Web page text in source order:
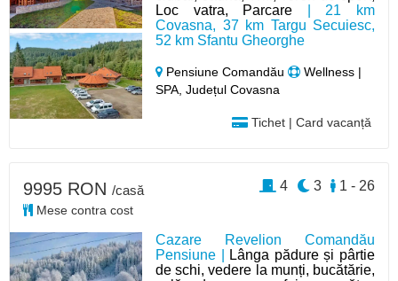
Loc vatra, Parcare | 21 km
Covasna, 37 km Targu Secuiesc,
52 km Sfantu Gheorghe
Pensiune Comandău
Wellness |
SPA, Județul Covasna
Tichet | Card vacanță
Cazare Revelion Comandău
Pensiune |
Lânga pădure și pârtie
de schi, vedere la munți, bucătărie,
9995 RON /casă
Mese contra cost
1 - 26
3
4